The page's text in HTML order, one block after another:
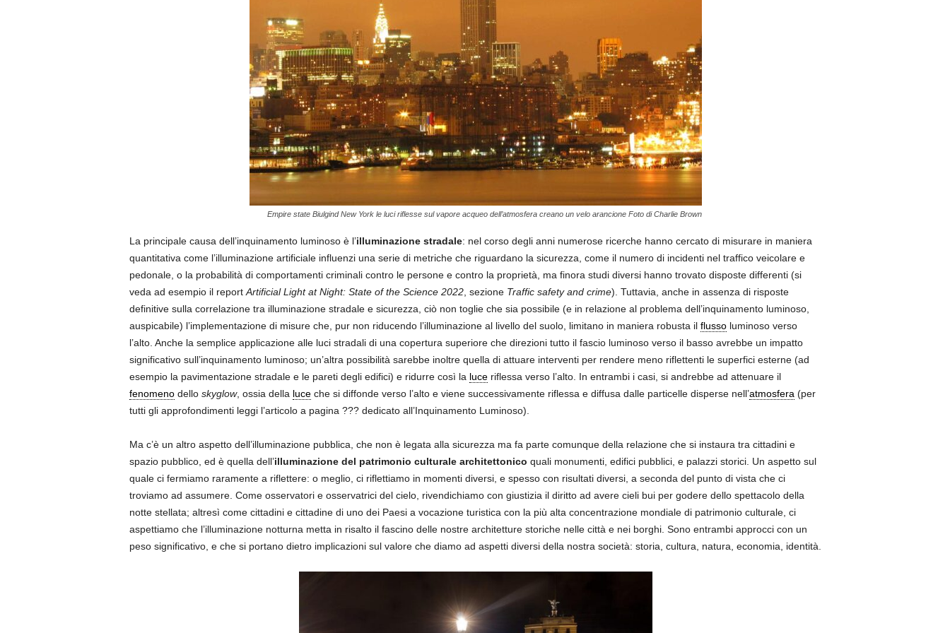
Empire state Biulgind New York le luci riflesse sul vapore acqueo dell’atmosfera creano un velo arancione Foto di Charlie Brown
La principale causa dell’inquinamento luminoso è l’illuminazione stradale: nel corso degli anni numerose ricerche hanno cercato di misurare in maniera
quantitativa come l’illuminazione artificiale influenzi una serie di metriche che riguardano la sicurezza, come il numero di incidenti nel traffico veicolare e
pedonale, o la probabilità di comportamenti criminali contro le persone e contro la proprietà, ma finora studi diversi hanno trovato disposte differenti (si
veda ad esempio il report Artificial Light at Night: State of the Science 2022, sezione Traffic safety and crime). Tuttavia, anche in assenza di risposte
definitive sulla correlazione tra illuminazione stradale e sicurezza, ciò non toglie che sia possibile (e in relazione al problema dell’inquinamento luminoso,
auspicabile) l’implementazione di misure che, pur non riducendo l’illuminazione al livello del suolo, limitano in maniera robusta il flussoluminoso verso
l’alto. Anche la semplice applicazione alle luci stradali di una copertura superiore che direzioni tutto il fascio luminoso verso il basso avrebbe un impatto
significativo sull’inquinamento luminoso; un’altra possibilità sarebbe inoltre quella di attuare interventi per rendere meno riflettenti le superfici esterne (ad
esempio la pavimentazione stradale e le pareti degli edifici) e ridurre così la luceriflessa verso l’alto. In entrambi i casi, si andrebbe ad attenuare il
fenomenodello skyglow, ossia della luceche si diffonde verso l’alto e viene successivamente riflessa e diffusa dalle particelle disperse nell’atmosfera (per
tutti gli approfondimenti leggi l’articolo a pagina ??? dedicato all’Inquinamento Luminoso).
Ma c’è un altro aspetto dell’illuminazione pubblica, che non è legata alla sicurezza ma fa parte comunque della relazione che si instaura tra cittadini e
spazio pubblico, ed è quella dell’illuminazione del patrimonio culturale architettonico quali monumenti, edifici pubblici, e palazzi storici. Un aspetto sul
quale ci fermiamo raramente a riflettere: o meglio, ci riflettiamo in momenti diversi, e spesso con risultati diversi, a seconda del punto di vista che ci
troviamo ad assumere. Come osservatori e osservatrici del cielo, rivendichiamo con giustizia il diritto ad avere cieli bui per godere dello spettacolo della
notte stellata; altresì come cittadini e cittadine di uno dei Paesi a vocazione turistica con la più alta concentrazione mondiale di patrimonio culturale, ci
aspettiamo che l’illuminazione notturna metta in risalto il fascino delle nostre architetture storiche nelle città e nei borghi. Sono entrambi approcci con un
peso significativo, e che si portano dietro implicazioni sul valore che diamo ad aspetti diversi della nostra società: storia, cultura, natura, economia, identità.